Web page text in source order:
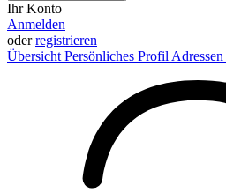
Ihr Konto
Anmelden
oderregistrieren
Übersicht Persönliches Profil Adressen